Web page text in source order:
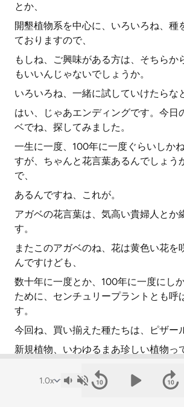
とか、
開墾植物系を中心に、いろいろね、種
ておりますので、
もしね、ご興味がある方は、そちらか
もいいんじゃないでしょうか。
いろいろね、一緒に試していけたらな
はい、じゃあエンディングです。今日
ベでね、探してみました。
一生に一度、100年に一度ぐらいしか
すが、ちゃんと花言葉あるんでしょう
で、
あるんですね、これが。
アガベの花言葉は、気高い貴婦人とか
す。
またこのアガベのね、花は黄色い花を
んですけども、
数十年に一度とか、100年に一度にし
ために、センチュリープラントとも呼
す。
今回ね、買い揃えた種たちは、ピザー
新規植物、いわゆるまあ珍しい植物っ
日本ではあんまりね、自生してたりし
ですけども、とにかくね、